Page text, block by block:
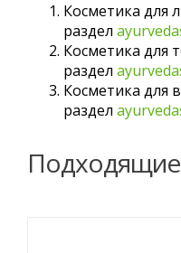
Косметика для
раздел
Косметика для
раздел
Косметика для
раздел